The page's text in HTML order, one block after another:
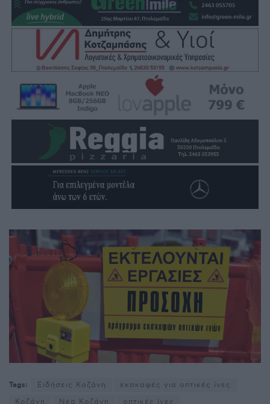
Tags: Ειδήσεις Κοζάνη
εκσκαφές για οπτικές ίνες
Κοζάνη
Νέα Κοζάνη οπτικές ίνες